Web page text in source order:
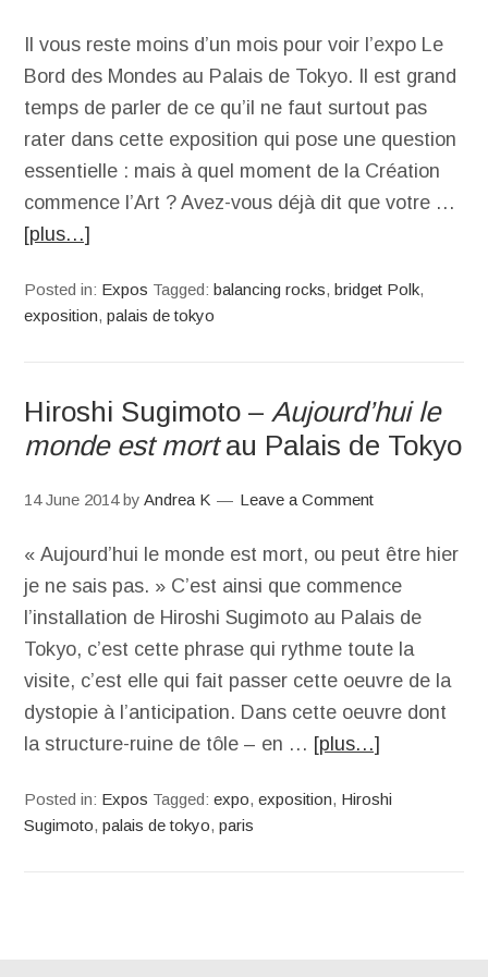
Il vous reste moins d’un mois pour voir l’expo Le
Bord des Mondes au Palais de Tokyo. Il est grand
temps de parler de ce qu’il ne faut surtout pas
rater dans cette exposition qui pose une question
essentielle : mais à quel moment de la Création
commence l’Art ? Avez-vous déjà dit que votre …
[plus…]
Posted in: Expos Tagged:balancing rocks,bridget Polk,
exposition,palais de tokyo
Hiroshi Sugimoto – Aujourd’hui le
monde est mortau Palais de Tokyo
14 June 2014 byAndrea K Leave a Comment
« Aujourd’hui le monde est mort, ou peut être hier
je ne sais pas. » C’est ainsi que commence
l’installation de Hiroshi Sugimoto au Palais de
Tokyo, c’est cette phrase qui rythme toute la
visite, c’est elle qui fait passer cette oeuvre de la
dystopie à l’anticipation. Dans cette oeuvre dont
la structure-ruine de tôle – en … [plus…]
Posted in: Expos Tagged:expo,exposition, Hiroshi
Sugimoto,palais de tokyo,paris